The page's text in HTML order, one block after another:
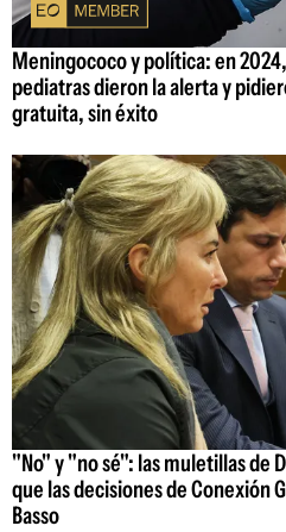
Meningococo y política: en
pediatras dieron la alerta y
gratuita, sin éxito
"No" y "no sé": las muletillas de
que las decisiones de Conexión
Basso